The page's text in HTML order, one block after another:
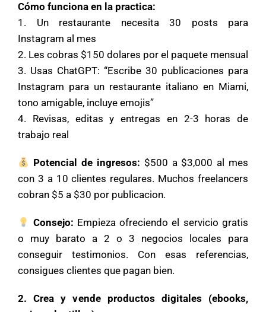
Cómo funciona en la practica:
1. Un restaurante necesita 30 posts para
Instagram al mes
2. Les cobras $150 dolares por el paquete mensual
3. Usas ChatGPT: “Escribe 30 publicaciones para
Instagram para un restaurante italiano en Miami,
tono amigable, incluye emojis”
4. Revisas, editas y entregas en 2-3 horas de
trabajo real
Potencial de ingresos: $500 a $3,000 al mes
con 3 a 10 clientes regulares. Muchos freelancers
cobran $5 a $30 por publicacion.
Consejo: Empieza ofreciendo el servicio gratis
o muy barato a 2 o 3 negocios locales para
conseguir testimonios. Con esas referencias,
consigues clientes que pagan bien.
2. Crea y vende productos digitales (ebooks,